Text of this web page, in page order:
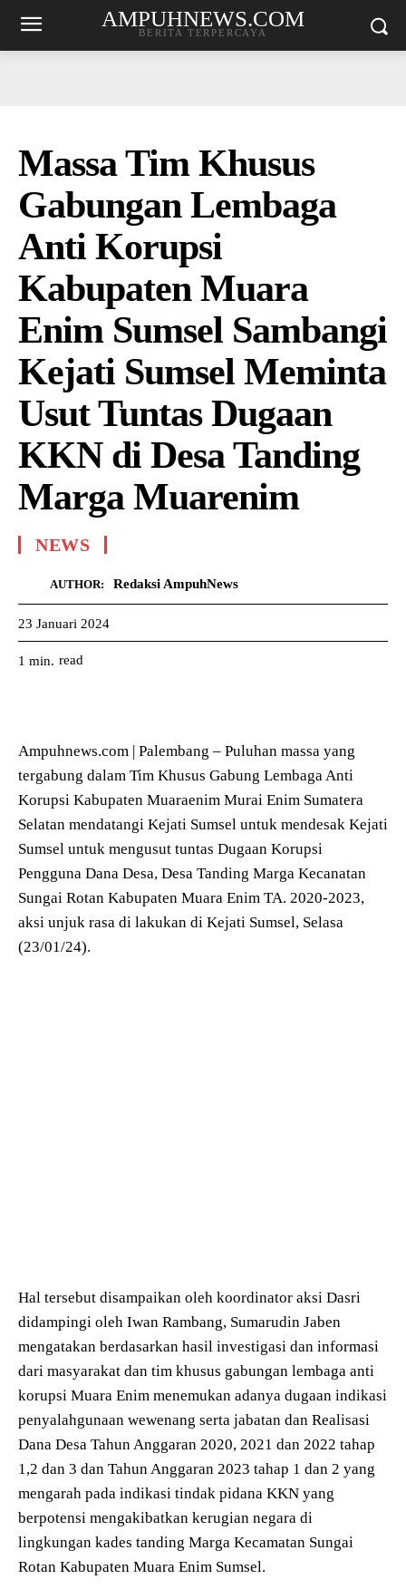
AMPUHNEWS.COM
BERITA TERPERCAYA
Massa Tim Khusus
Gabungan Lembaga
Anti Korupsi
Kabupaten Muara
Enim Sumsel Sambangi
Kejati Sumsel Meminta
Usut Tuntas Dugaan
KKN di Desa Tanding
Marga Muarenim
NEWS
AUTHOR: Redaksi AmpuhNews
23 Januari 2024
1 min. read
Ampuhnews.com | Palembang – Puluhan massa yang
tergabung dalam Tim Khusus Gabung Lembaga Anti
Korupsi Kabupaten Muaraenim Murai Enim Sumatera
Selatan mendatangi Kejati Sumsel untuk mendesak Kejati
Sumsel untuk mengusut tuntas Dugaan Korupsi
Pengguna Dana Desa, Desa Tanding Marga Kecanatan
Sungai Rotan Kabupaten Muara Enim TA. 2020-2023,
aksi unjuk rasa di lakukan di Kejati Sumsel, Selasa
(23/01/24).
Hal tersebut disampaikan oleh koordinator aksi Dasri
didampingi oleh Iwan Rambang, Sumarudin Jaben
mengatakan berdasarkan hasil investigasi dan informasi
dari masyarakat dan tim khusus gabungan lembaga anti
korupsi Muara Enim menemukan adanya dugaan indikasi
penyalahgunaan wewenang serta jabatan dan Realisasi
Dana Desa Tahun Anggaran 2020, 2021 dan 2022 tahap
1,2 dan 3 dan Tahun Anggaran 2023 tahap 1 dan 2 yang
mengarah pada indikasi tindak pidana KKN yang
berpotensi mengakibatkan kerugian negara di
lingkungan kades tanding Marga Kecamatan Sungai
Rotan Kabupaten Muara Enim Sumsel.